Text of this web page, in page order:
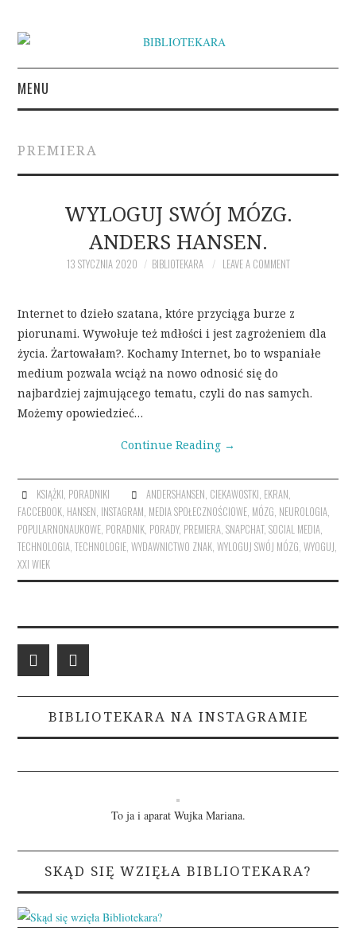
MENU
INSPIRACJE LITERACKIE
O BIBLIOTEKARZE
NAPISZ DO BIBLIOTEKARY
PREMIERA
WYLOGUJ SWÓJ MÓZG.
ANDERS HANSEN.
13 STYCZNIA 2020 BIBLIOTEKARA LEAVE A COMMENT
Internet to dzieło szatana, które przyciąga burze z
piorunami. Wywołuje też mdłości i jest zagrożeniem dla
życia. Żartowałam?. Kochamy Internet, bo to wspaniałe
medium pozwala wciąż na nowo odnosić się do
najbardziej zajmującego tematu, czyli do nas samych.
Możemy opowiedzieć…
Continue Reading →
KSIĄŻKI PORADNIKI ANDERSHANSEN CIEKAWOSTKI EKRAN
FACCEBOOK HANSEN INSTAGRAM MEDIA SPOŁECZNOŚCIOWE MÓZG NEUROLOGIA
POPULARNONAUKOWE PORADNIK PORADY, PREMIERA ,SNAPCHAT,SOCIAL MEDIA
TECHNOLOGIA ,TECHNOLOGIE ,WYDAWNICTWO ZNAK ,WYLOGUJ SWÓJ MÓZG ,WYOGUJ
XXI WIEK
BIBLIOTEKARA NA INSTAGRAMIE
To ja i aparat Wujka Mariana.
SKĄD SIĘ WZIĘŁA BIBLIOTEKARA?